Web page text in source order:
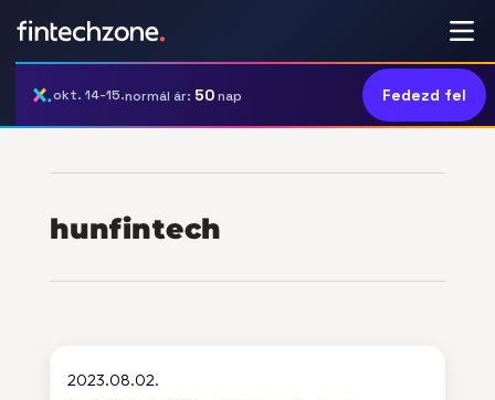
okt. 14-15.normál ár: 50nap Fedezd fel
hunfintech
2023.08.02.